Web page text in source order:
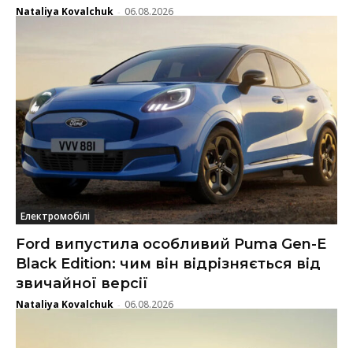
Nataliya Kovalchuk - 06.08.2026
Електромобілі
Ford випустила особливий Puma Gen-E
Black Edition: чим він відрізняється від
звичайної версії
Nataliya Kovalchuk - 06.08.2026